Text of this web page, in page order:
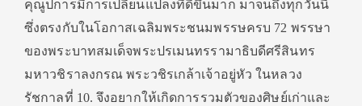
คุณูปการมีการเปลี่ยนแปลงที่ดีขึ้นมาก มาจนถึงทุกวันนี้
ซึ่งตรงกับในโอกาสเฉลิมพระชนมพรรษครบ 72 พรรษา
ของพระบาทสมเด็จพระปรเมนทรรามาธิบดีศรีสินทร
มหาวชิราลงกรณ พระวชิรเกล้าเจ้าอยู่หัว ในหลวง
รัชกาลที่ 10. จึงอยากให้เกิดการรวมตัวของศิษย์เก่าและ